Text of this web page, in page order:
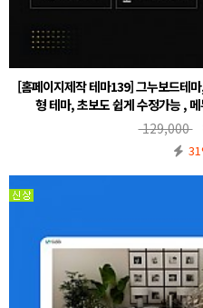
[홈페이지제작 테마139] 그누보드테
형 테마, 초보도 쉽게 수정가능 ,
① 그누보드 테마 설치후 (테마)sample139 선
의사항※ 기본5.6 정식버전을 기반으로 작업
본폴
129,000